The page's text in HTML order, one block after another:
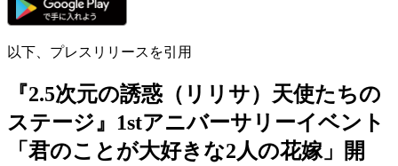
以下、プレスリリースを引用
『2.5次元の誘惑（リリサ）天使たちの
ステージ』1stアニバーサリーイベント
「君のことが大好きな2人の花嫁」開